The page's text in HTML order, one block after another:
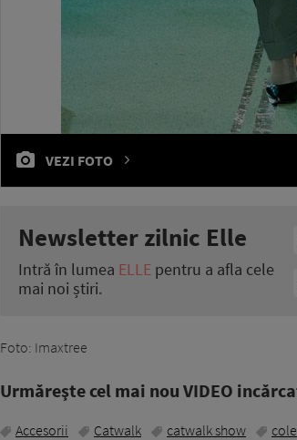
VEZI FOTO
Newsletter zilnic Elle
Intră în lumea ELLE pentru a afla cele
mai noi știri.
Foto: Imaxtree
Urmăreşte cel mai nou VIDEO
Accesorii Catwalk catwalk show